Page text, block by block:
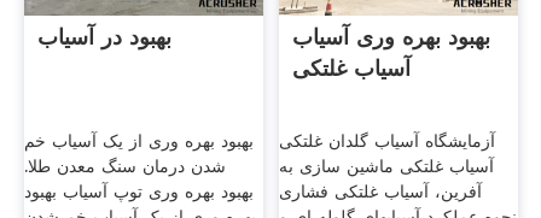
بهبود در آسیاب
بهبود بهره وری از یک آسیاب خم
شدن درمان سنگ معدن طلا.
بهبود بهره وری توپ آسیاب بهبود
بهبود بهره وری آسیاب
آسیاب غلتکی
آزمایشگاه آسیاب گلدان غلتکی
آسیاب غلتکی ماشین سازی به
آفرین، آسیاب غلتکی فشاری